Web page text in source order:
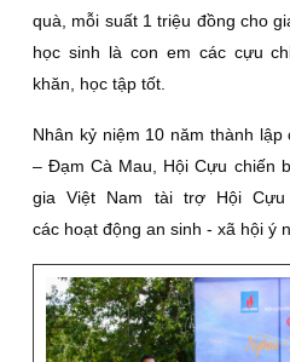
quà, mỗi suất 1 triệu đồng cho
học sinh là con em các cựu
khăn, học tập tốt.
Nhân kỷ niệm 10 năm thành
– Đạm Cà Mau, Hội Cựu chiến
gia Việt Nam tài trợ Hội
các hoạt động an sinh - xã hội ý